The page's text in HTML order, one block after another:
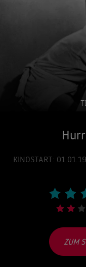
KINOSTART:
ZUM